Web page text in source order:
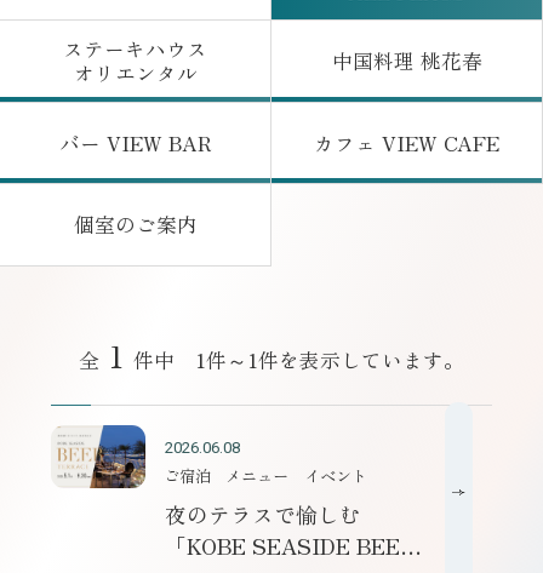
ステーキハウス
オリエンタル
はこちら
中国料理 桃花春
はこちら
バー VIEW BAR
はこちら
カフェ VIEW CAFE
はこちら
個室のご案内
はこちら
全 1 件中 1件～1件を表示しています。
2026.06.08
ご宿泊 メニュー イベント
夜のテラスで愉しむ
「KOBE SEASIDE BEER